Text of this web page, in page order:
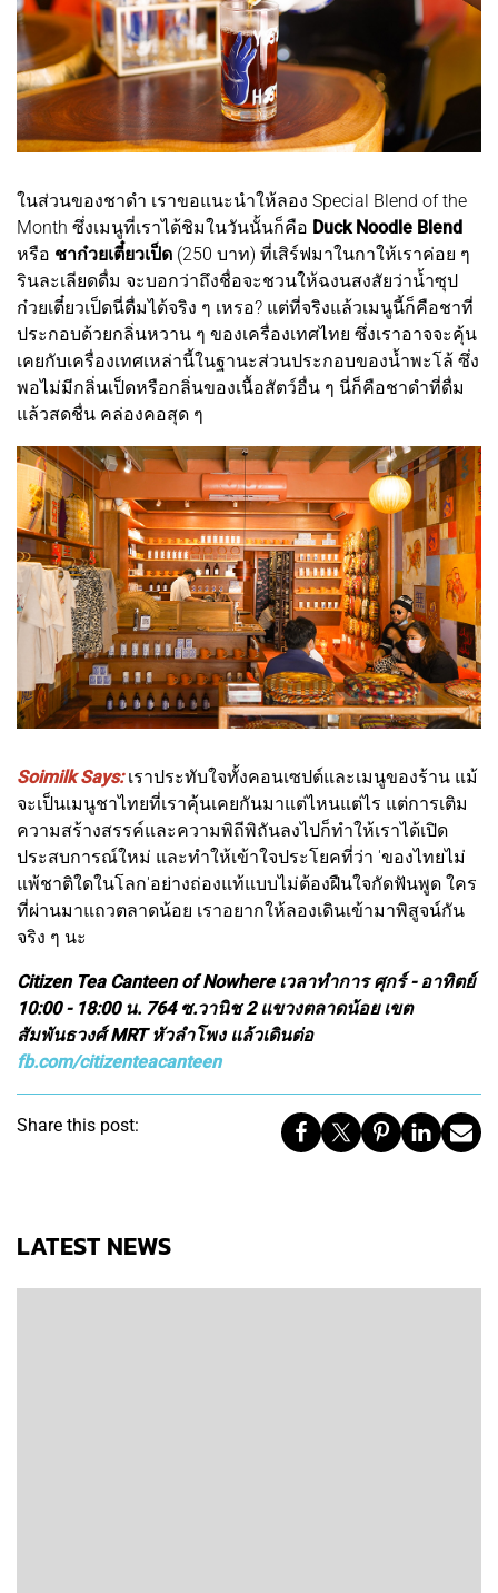
ในส่วนของชาดำ เราขอแนะนำให้ลอง Special Blend of the
Month ซึ่งเมนูที่เราได้ชิมในวันนั้นก็คือ Duck Noodle Blend
หรือ ชาก๋วยเตี๋ยวเป็ด (250 บาท) ที่เสิร์ฟมาในกาให้เราค่อย ๆ
รินละเลียดดื่ม จะบอกว่าถึงชื่อจะชวนให้ฉงนสงสัยว่าน้ำซุป
ก๋วยเตี๋ยวเป็ดนี่ดื่มได้จริง ๆ เหรอ? แต่ที่จริงแล้วเมนูนี้ก็คือชาที่
ประกอบด้วยกลิ่นหวาน ๆ ของเครื่องเทศไทย ซึ่งเราอาจจะคุ้น
เคยกับเครื่องเทศเหล่านี้ในฐานะส่วนประกอบของน้ำพะโล้ ซึ่ง
พอไม่มีกลิ่นเป็ดหรือกลิ่นของเนื้อสัตว์อื่น ๆ นี่ก็คือชาดำที่ดื่ม
แล้วสดชื่น คล่องคอสุด ๆ
Soimilk Says:เราประทับใจทั้งคอนเซปต์และเมนูของร้าน แม้
จะเป็นเมนูชาไทยที่เราคุ้นเคยกันมาแต่ไหนแต่ไร แต่การเติม
ความสร้างสรรค์และความพิถีพิถันลงไปก็ทำให้เราได้เปิด
ประสบการณ์ใหม่ และทำให้เข้าใจประโยคที่ว่า 'ของไทยไม่
แพ้ชาติใดในโลก'อย่างถ่องแท้แบบไม่ต้องฝืนใจกัดฟันพูด ใคร
ที่ผ่านมาแถวตลาดน้อย เราอยากให้ลองเดินเข้ามาพิสูจน์กัน
จริง ๆ นะ
Citizen Tea Canteen of Nowhere เวลาทำการ ศุกร์ - อาทิตย์
10:00 - 18:00 น. 764 ซ.วานิช 2 แขวงตลาดน้อย เขต
สัมพันธวงศ์ MRT หัวลำโพง แล้วเดินต่อ
fb.com/citizenteacanteen
Share this post:
LATEST NEWS